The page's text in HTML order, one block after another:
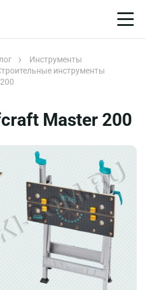
Инструменты
инструменты
Master 200